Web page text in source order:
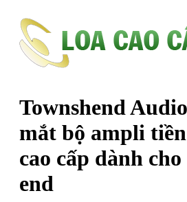
content
Townshend
mắt bộ ampli
cao cấp dành
end